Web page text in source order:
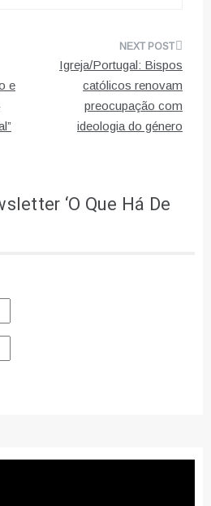
e
Igreja/Portugal: Bispos
católicos renovam
preocupação com
ideologia do género
‘O Que Há De